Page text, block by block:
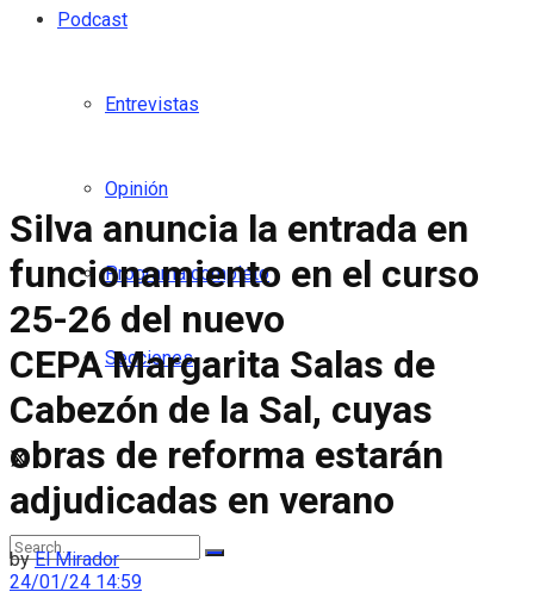
Podcast
Entrevistas
Opinión
Programa completo
Secciones
Silva anuncia la entrada en
funcionamiento en el curso
25-26 del nuevo
CEPA Margarita Salas de
Cabezón de la Sal, cuyas
obras de reforma estarán
adjudicadas en verano
by El Mirador
24/01/24 14:59